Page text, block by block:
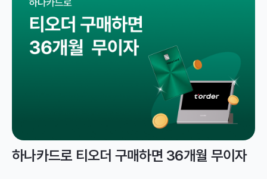
하나카드로 티오더 구매하면 36개월 무이자